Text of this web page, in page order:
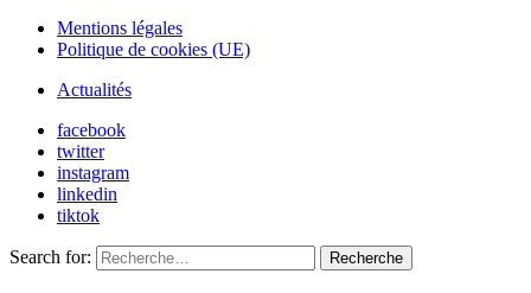
Mentions légales
Politique de cookies (UE)
Actualités
facebook
twitter
instagram
linkedin
tiktok
Search for: Recherche